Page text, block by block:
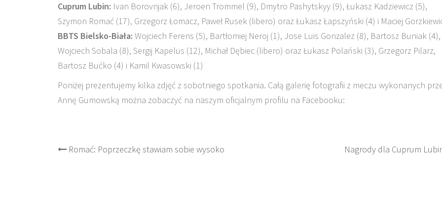
Cuprum Lubin: Ivan Borovnjak (6), Jeroen Trommel (9), Dmytro Pashytskyy (9), Łukasz Kadziewicz (5),
Szymon Romać (17), Grzegorz Łomacz, Paweł Rusek (libero) oraz Łukasz Łapszyński (4) i Maciej
BBTS Bielsko-Biała: Wojciech Ferens (5), Bartłomiej Neroj (1), Jose Luis Gonzalez (8), Bartosz Buniak (4),
Wojciech Sobala (8), Sergij Kapelus (12), Michał Dębiec (libero) oraz Łukasz Polański (3), Grzegorz Pilarz,
Bartosz Bućko (4) i Kamil Kwasowski (1)
Poniżej prezentujemy kilka zdjęć z sobotniego spotkania. Całą galerię fotografii z meczu wykonanych
Annę Gumowską można zobaczyć na naszym oficjalnym profilu na Facebooku:
Post
Romać: Poprzeczkę stawiam sobie wysoko Nagrody dla Cuprum